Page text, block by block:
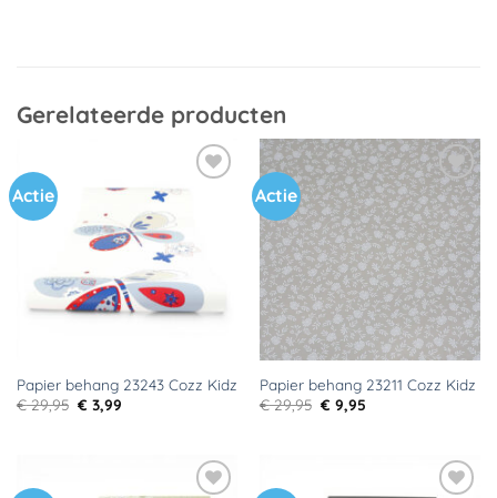
Gerelateerde producten
Actie
Toevoegen
verlanglijst
Papier behang 23243 Cozz Kidz
€29,95 Oorspronkelijke
prijs
€ 3,99Huidige
Actie
Toevoegen
aan
verlanglijst
Papier behang 23211 Cozz Kidz
€29,95 Oorspronkelijke
prijs
€ 9,95Huidige